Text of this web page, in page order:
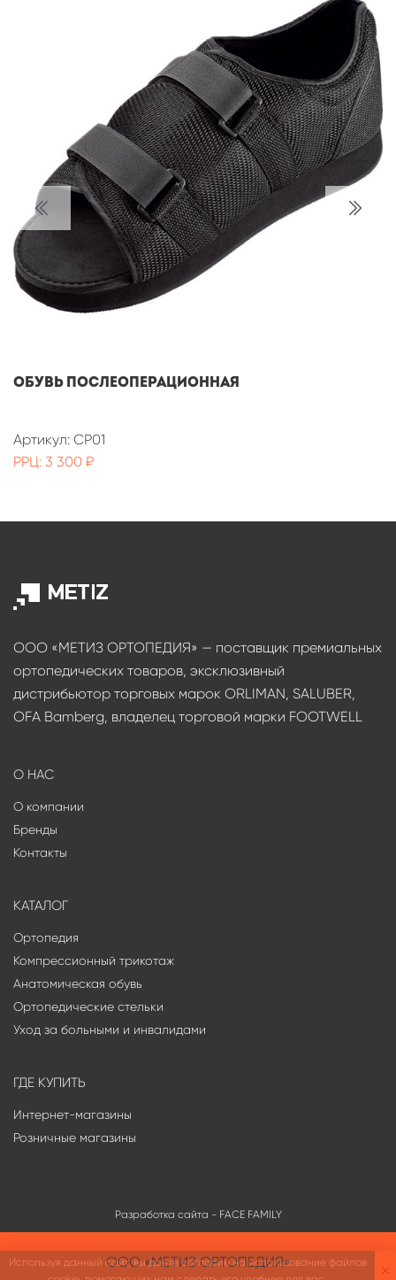
Обувь послеоперационная
Артикул: CP01
РРЦ: 3 300 ₽
ООО «МЕТИЗ ОРТОПЕДИЯ» — поставщик премиальных
ортопедических товаров, эксклюзивный
дистрибьютор торговых марок ORLIMAN, SALUBER,
OFA Bamberg, владелец торговой марки FOOTWELL
О НАС
О компании
Бренды
Контакты
КАТАЛОГ
Ортопедия
Компрессионный трикотаж
Анатомическая обувь
Ортопедические стельки
Уход за больными и инвалидами
ГДЕ КУПИТЬ
Интернет-магазины
Розничные магазины
Разработка сайта - FACE FAMILY
ООО «МЕТИЗ ОРТОПЕДИЯ»
Используя данный сайт, вы даете согласие на использование файлов